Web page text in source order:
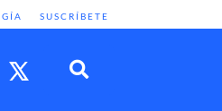
SUSCRÍBETE